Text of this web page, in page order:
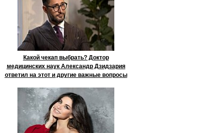
Какой чекап выбрать? Доктор
медицинских наук Александр Дзидзария
ответил на этот и другие важные вопросы